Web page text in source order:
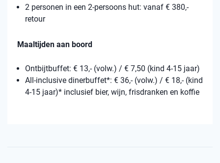
2 personen in een 2-persoons hut: vanaf € 380,-
retour
Maaltijden aan boord
Ontbijtbuffet: € 13,- (volw.) / € 7,50 (kind 4-15 jaar)
All-inclusive dinerbuffet*: € 36,- (volw.) / € 18,- (kind
4-15 jaar)* inclusief bier, wijn, frisdranken en koffie